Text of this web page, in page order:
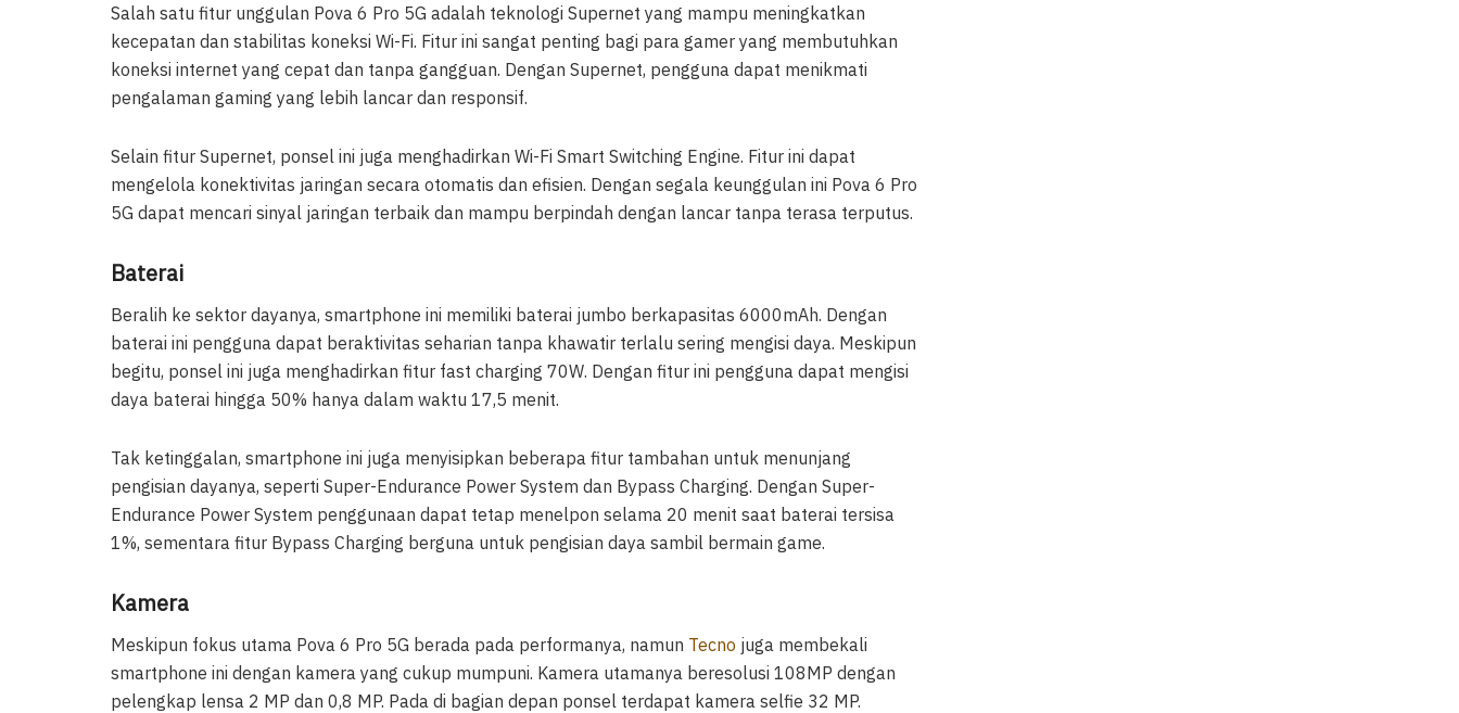
Salah satu fitur unggulan Pova 6 Pro 5G adalah teknologi Supernet yang mampu meningkatkan
kecepatan dan stabilitas koneksi Wi-Fi. Fitur ini sangat penting bagi para gamer yang membutuhkan
koneksi internet yang cepat dan tanpa gangguan. Dengan Supernet, pengguna dapat menikmati
pengalaman gaming yang lebih lancar dan responsif.
Selain fitur Supernet, ponsel ini juga menghadirkan Wi-Fi Smart Switching Engine. Fitur ini dapat
mengelola konektivitas jaringan secara otomatis dan efisien. Dengan segala keunggulan ini Pova 6 Pro
5G dapat mencari sinyal jaringan terbaik dan mampu berpindah dengan lancar tanpa terasa terputus.
Baterai
Beralih ke sektor dayanya, smartphone ini memiliki baterai jumbo berkapasitas 6000mAh. Dengan
baterai ini pengguna dapat beraktivitas seharian tanpa khawatir terlalu sering mengisi daya. Meskipun
begitu, ponsel ini juga menghadirkan fitur fast charging 70W. Dengan fitur ini pengguna dapat mengisi
daya baterai hingga 50% hanya dalam waktu 17,5 menit.
Tak ketinggalan, smartphone ini juga menyisipkan beberapa fitur tambahan untuk menunjang
pengisian dayanya, seperti Super-Endurance Power System dan Bypass Charging. Dengan Super-
Endurance Power System penggunaan dapat tetap menelpon selama 20 menit saat baterai tersisa
1%, sementara fitur Bypass Charging berguna untuk pengisian daya sambil bermain game.
Kamera
Meskipun fokus utama Pova 6 Pro 5G berada pada performanya, namun Tecno juga membekali
smartphone ini dengan kamera yang cukup mumpuni. Kamera utamanya beresolusi 108MP dengan
pelengkap lensa 2 MP dan 0,8 MP. Pada di bagian depan ponsel terdapat kamera selfie 32 MP.